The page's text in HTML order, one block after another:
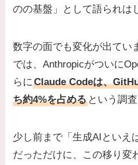
のの基盤」として語られは
数字の面でも変化が出てい
では、Anthropicがついに
らにClaude Codeは、
ち約4%を占める という調
少し前まで「生成AIといえ
だっただけに、この移り変